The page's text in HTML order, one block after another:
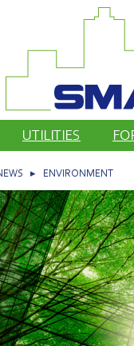
UTILITIES
▸ ENVIRONMENT